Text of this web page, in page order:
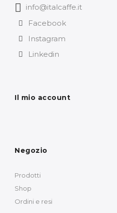
info@italcaffe.it
Facebook
Instagram
Linkedin
Il mio account
Negozio
Prodotti
Shop
Ordini e resi